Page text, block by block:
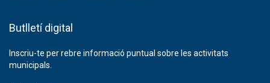
Butlletí digital
Inscriu-te per rebre informació puntual sobre les activitats
municipals.